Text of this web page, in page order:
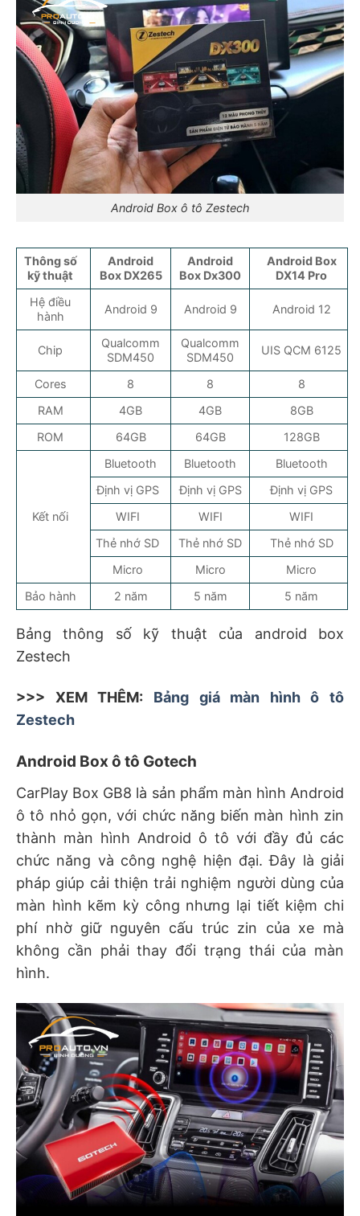
Android Box ô tô Zestech
Thông số
kỹ thuật
Android
Box DX265
Android
Box Dx300
Android Box
DX14 Pro
Hệ điều
hành
Android 9 Android 9 Android 12
Chip
Qualcomm
SDM450
Qualcomm
SDM450
UIS QCM 6125
Cores 8 8
8
RAM
4GB 4GB
8GB
ROM
64GB 64GB 128GB
Kết nối
Bluetooth Bluetooth
Bluetooth
Định vị GPS
Định vị GPS
Định vị GPS
WIFI
WIFI
WIFI
Thẻ nhớ SD
Thẻ nhớ SD
Thẻ nhớ SD
Micro
Micro
Micro
Bảo hành
2 năm 5 năm 5 năm
Bảng thông số kỹ thuật của android box
Zestech
>>> XEM THÊM: Bảng giá màn hình ô tô
Zestech
Android Box ô tô Gotech
CarPlay Box GB8 là sản phẩm màn hình Android
ô tô nhỏ gọn, với chức năng biến màn hình zin
thành màn hình Android ô tô với đầy đủ các
chức năng và công nghệ hiện đại. Đây là giải
pháp giúp cải thiện trải nghiệm người dùng của
màn hình kẽm kỳ công nhưng lại tiết kiệm chi
phí nhờ giữ nguyên cấu trúc zin của xe mà
không cần phải thay đổi trạng thái của màn
hình.